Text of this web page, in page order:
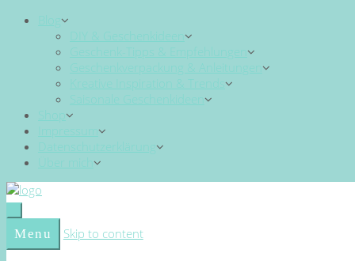
Blog
DIY & Geschenkideen
Geschenk-Tipps & Empfehlungen
Geschenkverpackung & Anleitungen
Kreative Inspiration & Trends
Saisonale Geschenkideen
Shop
Impressum
Datenschutzerklärung
Über mich
Menu Skip to content